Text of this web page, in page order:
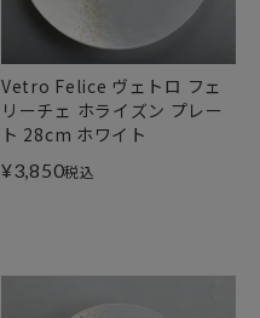
Vetro Felice ヴェトロ フェ
リーチェ ホライズン プレー
ト 28cm ホワイト
¥3,850税込